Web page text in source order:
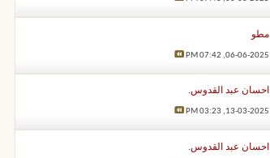
مطو
06-06-2025,
07:42 PM
احسان عبد القدوس.
13-03-2025,
03:23 PM
احسان عبد القدوس.